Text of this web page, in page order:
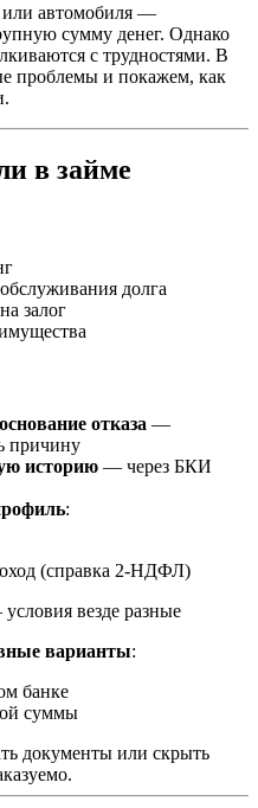
или автомобиля —
сумму денег. Однако
с трудностями. В
проблемы и покажем, как
в займе
долга
залог
отказа —
причину
историю — через БКИ
:
(справка 2-НДФЛ)
везде разные
варианты:
банке
суммы
документы или скрыть